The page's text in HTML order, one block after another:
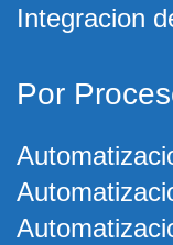
Integracion
Por